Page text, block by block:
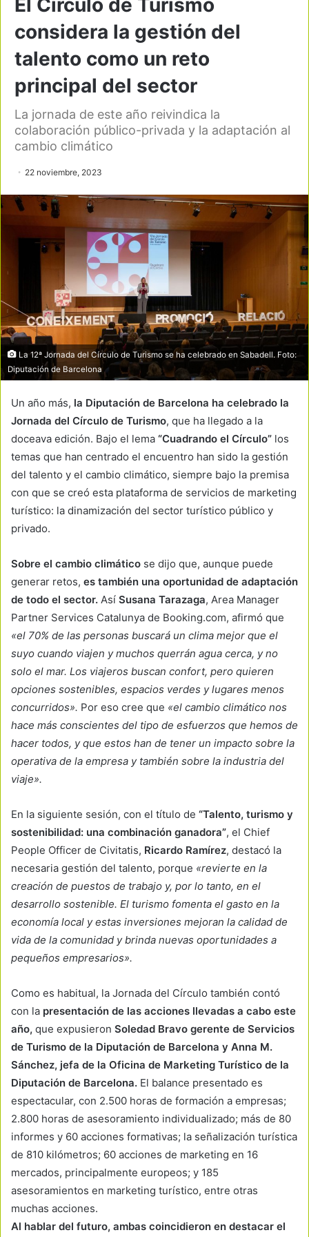
El Círculo de Turismo
considera la gestión del
talento como un reto
principal del sector
La jornada de este año reivindica la
colaboración público-privada y la adaptación al
cambio climático
22 noviembre, 2023
La 12ª Jornada del Círculo de Turismo se ha celebrado en Sabadell. Foto:
Diputación de Barcelona
Un año más, la Diputación de Barcelona ha celebrado la
Jornada del Círculo de Turismo, que ha llegado a la
doceava edición. Bajo el lema “Cuadrando el Círculo” los
temas que han centrado el encuentro han sido la gestión
del talento y el cambio climático, siempre bajo la premisa
con que se creó esta plataforma de servicios de marketing
turístico: la dinamización del sector turístico público y
privado.
Sobre el cambio climático se dijo que, aunque puede
generar retos, es también una oportunidad de adaptación
de todo el sector. Así Susana Tarazaga, Area Manager
Partner Services Catalunya de Booking.com, afirmó que
«el 70% de las personas buscará un clima mejor que el
suyo cuando viajen y muchos querrán agua cerca, y no
solo el mar. Los viajeros buscan confort, pero quieren
opciones sostenibles, espacios verdes y lugares menos
concurridos». Por eso cree que «el cambio climático nos
hace más conscientes del tipo de esfuerzos que hemos de
hacer todos, y que estos han de tener un impacto sobre la
operativa de la empresa y también sobre la industria del
viaje».
En la siguiente sesión, con el título de “Talento, turismo y
sostenibilidad: una combinación ganadora”, el Chief
People Officer de Civitatis, Ricardo Ramírez, destacó la
necesaria gestión del talento, porque «revierte en la
creación de puestos de trabajo y, por lo tanto, en el
desarrollo sostenible. El turismo fomenta el gasto en la
economía local y estas inversiones mejoran la calidad de
vida de la comunidad y brinda nuevas oportunidades a
pequeños empresarios».
Como es habitual, la Jornada del Círculo también contó
con la presentación de las acciones llevadas a cabo este
año, que expusieron Soledad Bravo gerente de Servicios
de Turismo de la Diputación de Barcelona y Anna M.
Sánchez, jefa de la Oficina de Marketing Turístico de la
Diputación de Barcelona. El balance presentado es
espectacular, con 2.500 horas de formación a empresas;
2.800 horas de asesoramiento individualizado; más de 80
informes y 60 acciones formativas; la señalización turística
de 810 kilómetros; 60 acciones de marketing en 16
mercados, principalmente europeos; y 185
asesoramientos en marketing turístico, entre otras
muchas acciones.
Al hablar del futuro, ambas coincidieron en destacar el